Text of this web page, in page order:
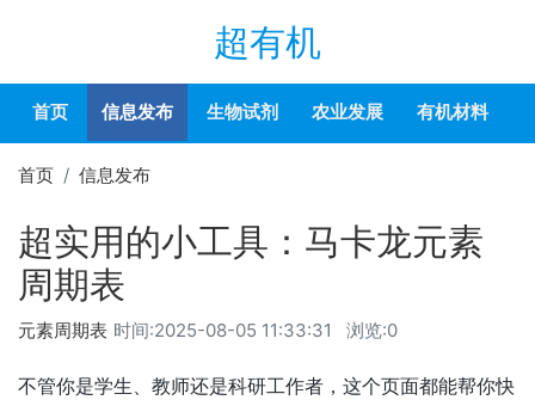
超有机
首页 信息发布 生物试剂 农业发展 有机材料
首页 信息发布
超实用的小工具：马卡龙元素
周期表
时间:2025-08-05 11:33:31 浏览:0
元素周期表
不管你是学生、教师还是科研工作者，这个页面都能帮你快